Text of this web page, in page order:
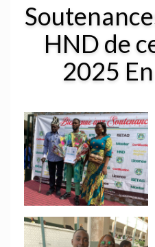
HND de
2025